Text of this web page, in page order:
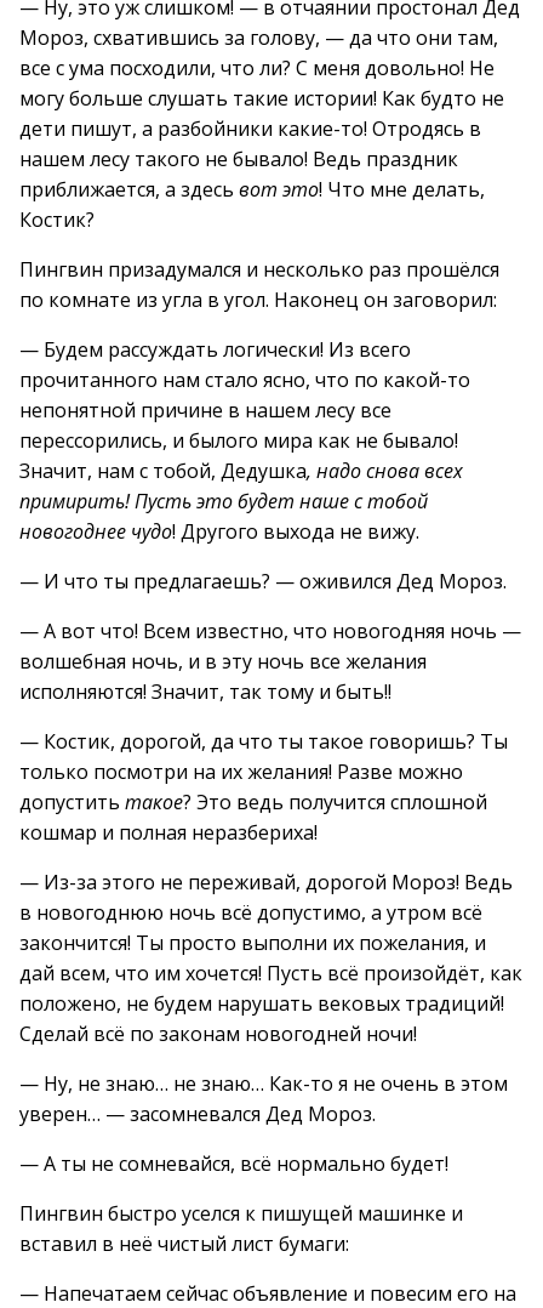
— Ну, это уж слишком! — в отчаянии простонал Дед
Мороз, схватившись за голову, — да что они там,
все с ума посходили, что ли? С меня довольно! Не
могу больше слушать такие истории! Как будто не
дети пишут, а разбойники какие-то! Отродясь в
нашем лесу такого не бывало! Ведь праздник
приближается, а здесь вот это! Что мне делать,
Костик?
Пингвин призадумался и несколько раз прошёлся
по комнате из угла в угол. Наконец он заговорил:
— Будем рассуждать логически! Из всего
прочитанного нам стало ясно, что по какой-то
непонятной причине в нашем лесу все
перессорились, и былого мира как не бывало!
Значит, нам с тобой, Дедушка, надо снова всех
примирить! Пусть это будет наше с тобой
новогоднее чудо! Другого выхода не вижу.
— И что ты предлагаешь? — оживился Дед Мороз.
— А вот что! Всем известно, что новогодняя ночь —
волшебная ночь, и в эту ночь все желания
исполняются! Значит, так тому и быть!!
— Костик, дорогой, да что ты такое говоришь? Ты
только посмотри на их желания! Разве можно
допустить такое? Это ведь получится сплошной
кошмар и полная неразбериха!
— Из-за этого не переживай, дорогой Мороз! Ведь
в новогоднюю ночь всё допустимо, а утром всё
закончится! Ты просто выполни их пожелания, и
дай всем, что им хочется! Пусть всё произойдёт, как
положено, не будем нарушать вековых традиций!
Сделай всё по законам новогодней ночи!
— Ну, не знаю… не знаю… Как-то я не очень в этом
уверен… — засомневался Дед Мороз.
— А ты не сомневайся, всё нормально будет!
Пингвин быстро уселся к пишущей машинке и
вставил в неё чистый лист бумаги:
— Напечатаем сейчас объявление и повесим его на